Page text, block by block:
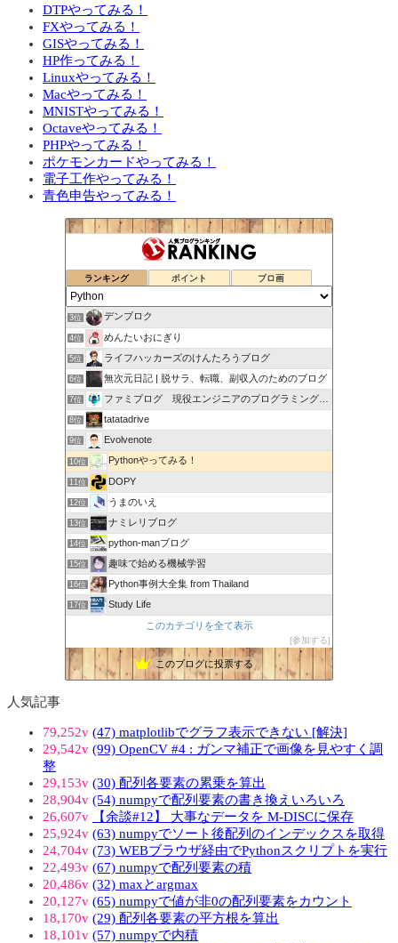
DTPやってみる！
FXやってみる！
GISやってみる！
HP作ってみる！
Linuxやってみる！
Macやってみる！
MNISTやってみる！
Octaveやってみる！
PHPやってみる！
ポケモンカードやってみる！
電子工作やってみる！
青色申告やってみる！
ランキング ポイント ブロ画
3位 デンブロク
4位 めんたいおにぎり
5位 ライフハッカーズのけんたろうブログ
6位 無次元日記 | 脱サラ、転職、副収入のためのブログ
7位 ファミプログ 現役エンジニアのプログラミング入門講座
8位 tatatadrive
9位 Evolvenote
10位 Pythonやってみる！
11位 DOPY
12位 うまのいえ
13位 ナミレリブログ
14位 python-manブログ
15位 趣味で始める機械学習
16位 Python事例大全集 from Thailand
17位
Study Life
このカテゴリを全て表示
参加する
このブログに投票する
人気記事
79,252v (47) matplotlibでグラフ表示できない [解決]
29,542v (99) OpenCV #4 : ガンマ補正で画像を見やすく調
整
29,153v (30) 配列各要素の累乗を算出
28,904v (54) numpyで配列要素の書き換えいろいろ
26,607v
【余談#12】 大事なデータを M-DISCに保存
25,924v (63) numpyでソート後配列のインデックスを取得
24,704v (73) WEBブラウザ経由でPythonスクリプトを実行
22,493v (67) numpyで配列要素の積
20,486v (32) maxとargmax
20,127v (65) numpyで値が非0の配列要素をカウント
18,170v (29) 配列各要素の平方根を算出
18,101v (57) numpyで内積